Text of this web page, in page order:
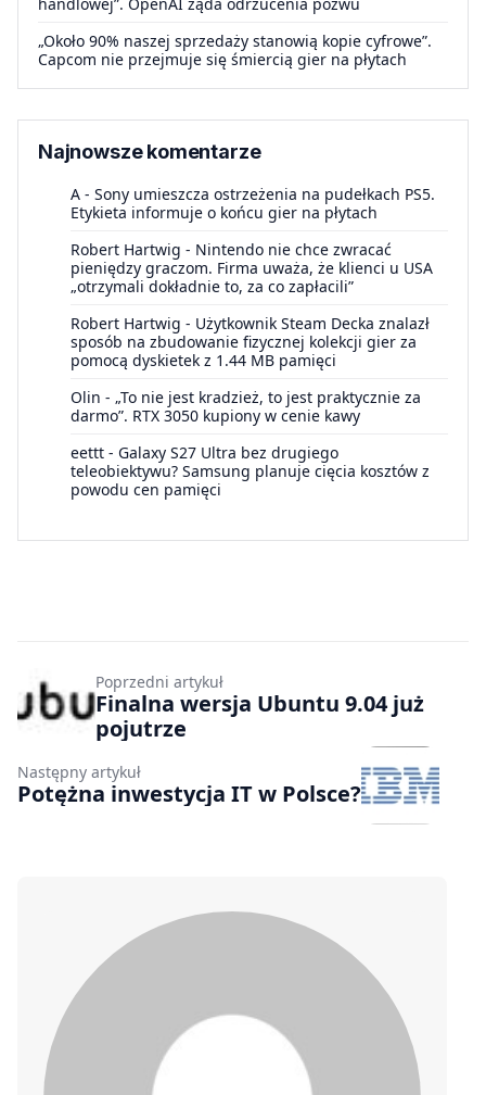
„Około 90% naszej sprzedaży stanowią kopie cyfrowe”.
Capcom nie przejmuje się śmiercią gier na płytach
Najnowsze komentarze
A - Sony umieszcza ostrzeżenia na pudełkach PS5.
Etykieta informuje o końcu gier na płytach
Robert Hartwig - Nintendo nie chce zwracać
pieniędzy graczom. Firma uważa, że klienci u USA
„otrzymali dokładnie to, za co zapłacili”
Robert Hartwig - Użytkownik Steam Decka znalazł
sposób na zbudowanie fizycznej kolekcji gier za
pomocą dyskietek z 1.44 MB pamięci
Olin - „To nie jest kradzież, to jest praktycznie za
darmo”. RTX 3050 kupiony w cenie kawy
eettt - Galaxy S27 Ultra bez drugiego
teleobiektywu? Samsung planuje cięcia kosztów z
powodu cen pamięci
Poprzedni artykuł
Finalna wersja Ubuntu 9.04 już
pojutrze
Następny artykuł
Potężna inwestycja IT w Polsce?